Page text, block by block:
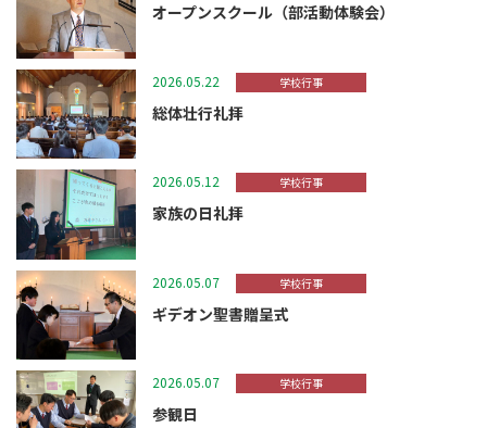
オープンスクール（部活動体験会）
2026.05.22 学校行事
総体壮行礼拝
2026.05.12 学校行事
家族の日礼拝
2026.05.07 学校行事
ギデオン聖書贈呈式
2026.05.07 学校行事
参観日